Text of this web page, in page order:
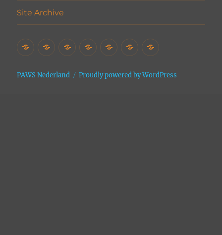
Site Archive
HomeHet
Vrijwilligers
AdoptiesDonaties
ContactSite
PAWS Nederland Proudly powered by WordPress